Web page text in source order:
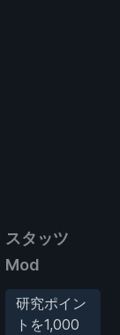
スタッツ
Mod
研究ポイン
トを1,000